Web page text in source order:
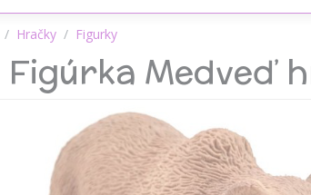
Hračky Figurky
Figúrka Medveď